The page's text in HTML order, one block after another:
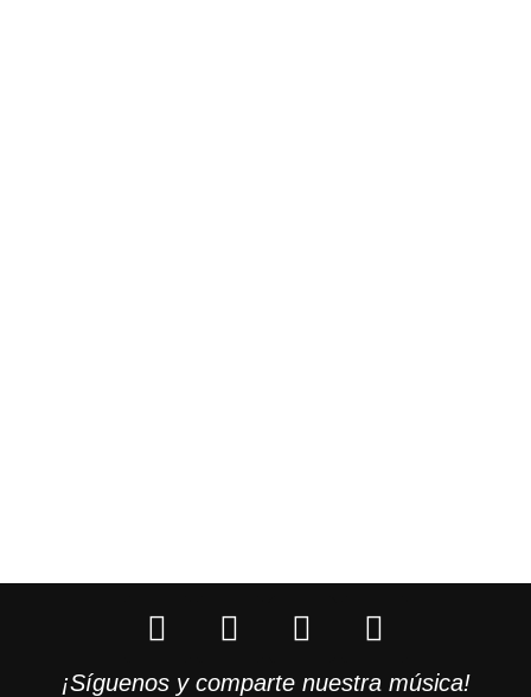
¡Síguenos y comparte nuestra música!